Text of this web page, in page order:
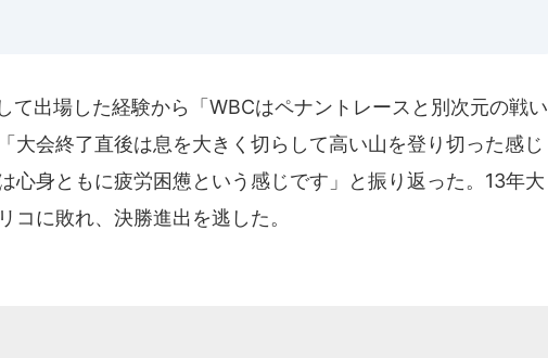
て出場した経験から「WBCはペナントレースと別次元の戦い
大会終了直後は息を大きく切らして高い山を登り切った感じ
心身ともに疲労困憊という感じです」と振り返った。13年大
コに敗れ、決勝進出を逃した。